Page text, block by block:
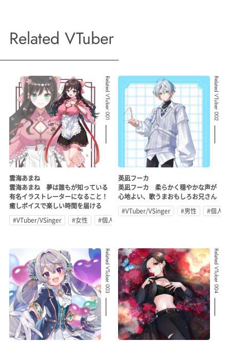
Related VTuber
Related VTuber 001
雲海あまね
雲海あまね 夢は誰もが知っている
有名イラストレーターになること！
癒しボイスで楽しい時間を届ける
#VTuber/VSinger
#女性 #個人勢
Related VTuber 002
英凪フーカ
英凪フーカ 柔らかく穏やかな声が
心地よい、歌うまおもしろお兄さん
#VTuber/VSinger
#男性 #個人勢
Related VTuber 003 Related VTuber 004